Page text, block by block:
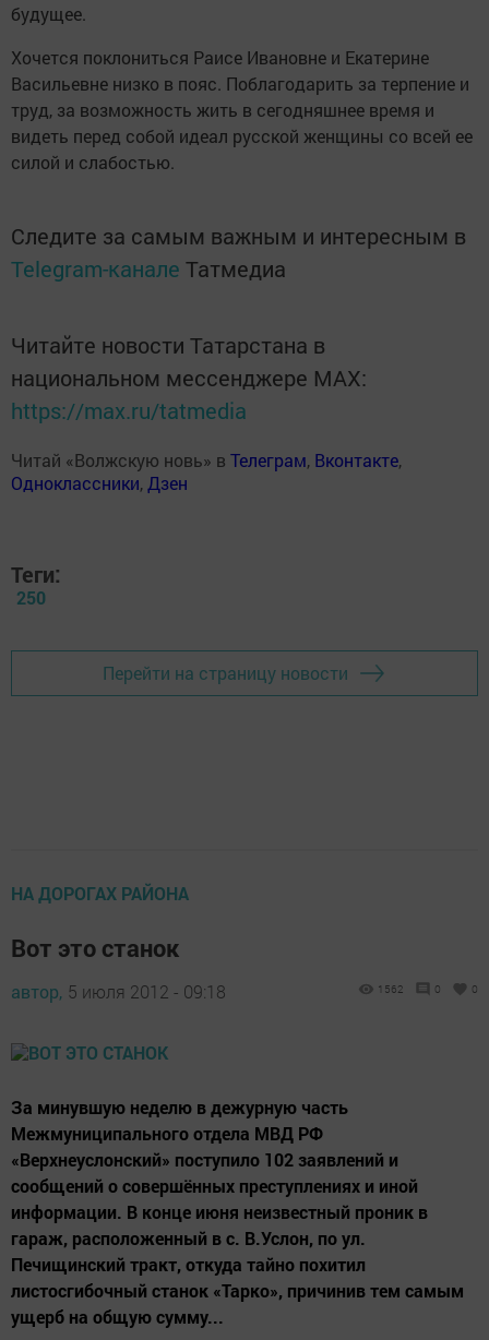
будущее.
Хочется поклониться Раисе Ивановне и Екатерине
Васильевне низко в пояс. Поблагодарить за терпение и
труд, за возможность жить в сегодняшнее время и
видеть перед собой идеал русской женщины со всей ее
силой и слабостью.
Следите за самым важным и интересным в
Telegram-канале Татмедиа
Читайте новости Татарстана в
национальном мессенджере MАХ:
https://max.ru/tatmedia
Читай «Волжскую новь» в Телеграм, Вконтакте,
Одноклассники, Дзен
Теги:
250
Перейти на страницу новости
НА ДОРОГАХ РАЙОНА
Вот это станок
автор, 5 июля 2012 - 09:18 1562 0 0
За минувшую неделю в дежурную часть
Межмуниципального отдела МВД РФ
«Верхнеуслонский» поступило 102 заявлений и
сообщений о совершённых преступлениях и иной
информации. В конце июня неизвестный проник в
гараж, расположенный в с. В.Услон, по ул.
Печищинский тракт, откуда тайно похитил
листосгибочный станок «Тарко», причинив тем самым
ущерб на общую сумму...